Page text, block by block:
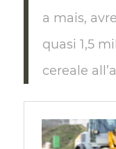
a mais,
quasi 1,5
cereale